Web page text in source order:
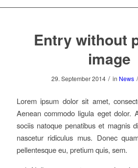
Entry without
image
29. September 2014 / in News /
Lorem ipsum dolor sit amet,
Aenean commodo ligula eget dolor.
sociis natoque penatibus et magnis
nascetur ridiculus mus. Donec
pellentesque eu, pretium quis, sem.